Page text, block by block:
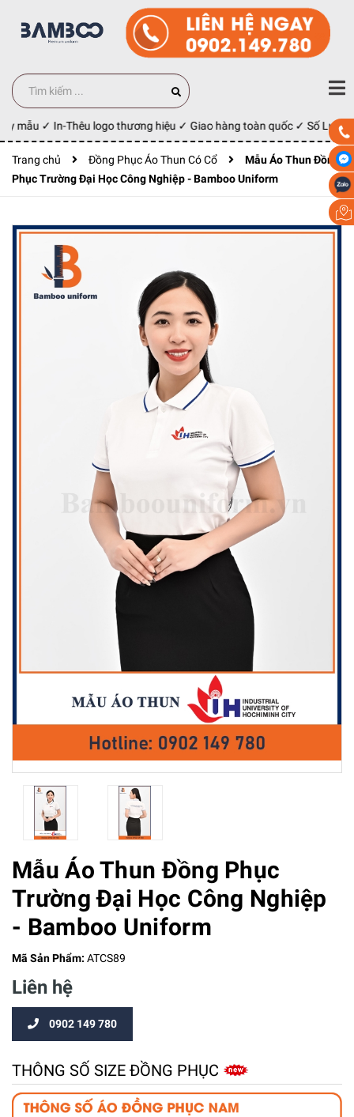
mẫu ✓ In-Thêu logo thương hiệu ✓ Giao hàng toàn quốc ✓ Số Lượng
Trang chủ Đồng Phục Áo Thun Có Cổ
Mẫu Áo Thun Đồng
Phục Trường Đại Học Công Nghiệp - Bamboo Uniform
Mẫu Áo Thun Đồng Phục
Trường Đại Học Công Nghiệp
- Bamboo Uniform
Mã Sản Phẩm: ATCS89
Liên hệ
0902 149 780
THÔNG SỐ SIZE ĐỒNG PHỤC